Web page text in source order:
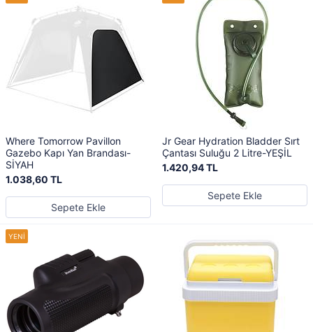
Where Tomorrow Pavillon
Gazebo Kapı Yan Brandası-
SİYAH
1.038,60 TL
Sepete Ekle
Jr Gear Hydration Bladder Sırt
Çantası Suluğu 2 Litre-YEŞİL
1.420,94 TL
Sepete Ekle